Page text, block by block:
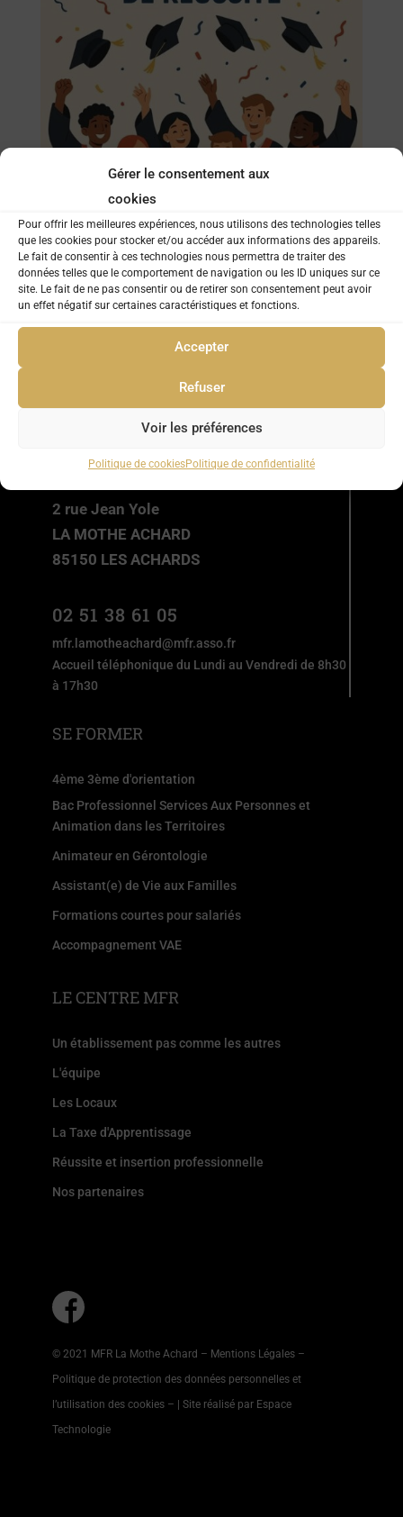
Gérer le consentement aux
cookies
Pour offrir les meilleures expériences, nous utilisons des technologies telles
que les cookies pour stocker et/ou accéder aux informations des appareils.
Le fait de consentir à ces technologies nous permettra de traiter des
données telles que le comportement de navigation ou les ID uniques sur ce
site. Le fait de ne pas consentir ou de retirer son consentement peut avoir
un effet négatif sur certaines caractéristiques et fonctions.
Accepter
Refuser
Voir les préférences
Politique de cookiesPolitique de confidentialité
2 rue Jean Yole
LA MOTHE ACHARD
85150 LES ACHARDS
02 51 38 61 05
mfr.lamotheachard@mfr.asso.fr
Accueil téléphonique du Lundi au Vendredi de 8h30
à 17h30
SE FORMER
4ème 3ème d'orientation
Bac Professionnel Services Aux Personnes et
Animation dans les Territoires
Animateur en Gérontologie
Assistant(e) de Vie aux Familles
Formations courtes pour salariés
Accompagnement VAE
LE CENTRE MFR
Un établissement pas comme les autres
L'équipe
Les Locaux
La Taxe d'Apprentissage
Réussite et insertion professionnelle
Nos partenaires
© 2021 MFR La Mothe Achard – Mentions Légales –
Politique de protection des données personnelles et
l’utilisation des cookies – | Site réalisé par Espace
Technologie